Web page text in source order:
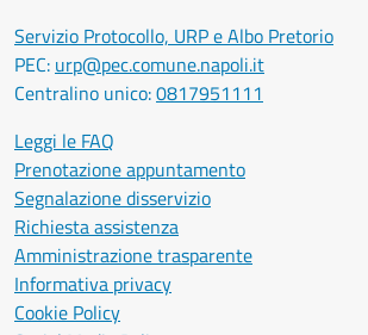
Servizio Protocollo, URP e Albo Pretorio
PEC: urp@pec.comune.napoli.it
Centralino unico:0817951111
Leggi le FAQ
Prenotazione appuntamento
Segnalazione disservizio
Richiesta assistenza
Amministrazione trasparente
Informativa privacy
Cookie Policy